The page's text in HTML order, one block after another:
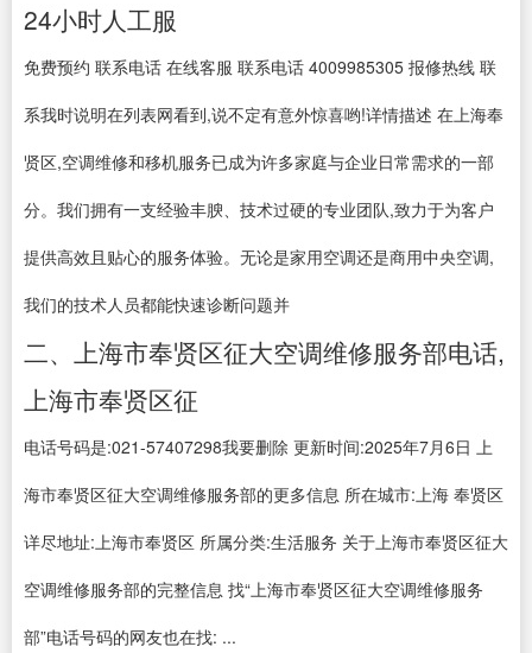
24小时人工服
免费预约 联系电话 在线客服 联系电话 4009985305 报修热线 联
系我时说明在列表网看到,说不定有意外惊喜哟!详情描述 在上海奉
贤区,空调维修和移机服务已成为许多家庭与企业日常需求的一部
分。我们拥有一支经验丰腴、技术过硬的专业团队,致力于为客户
提供高效且贴心的服务体验。无论是家用空调还是商用中央空调,
我们的技术人员都能快速诊断问题并
二、上海市奉贤区征大空调维修服务部电话,
上海市奉贤区征
电话号码是:021-57407298我要删除 更新时间:2025年7月6日 上
海市奉贤区征大空调维修服务部的更多信息 所在城市:上海 奉贤区
详尽地址:上海市奉贤区 所属分类:生活服务 关于上海市奉贤区征大
空调维修服务部的完整信息 找“上海市奉贤区征大空调维修服务
部”电话号码的网友也在找: ...